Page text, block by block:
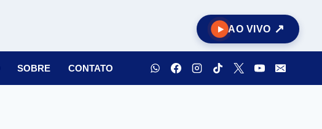
AO VIVO
SOBRE CONTATO